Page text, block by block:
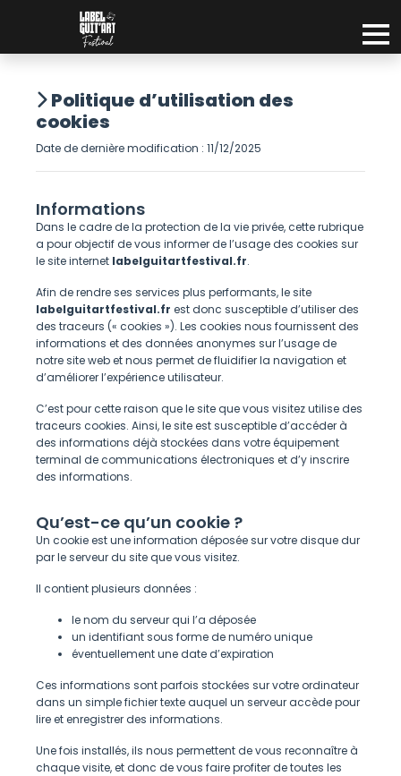
Politique d’utilisation des
cookies
Date de dernière modification : 11/12/2025
Informations
Dans le cadre de la protection de la vie privée, cette rubrique
a pour objectif de vous informer de l’usage des cookies sur
le site internet labelguitartfestival.fr.
Afin de rendre ses services plus performants, le site
labelguitartfestival.fr est donc susceptible d’utiliser des
des traceurs (« cookies »). Les cookies nous fournissent des
informations et des données anonymes sur l’usage de
notre site web et nous permet de fluidifier la navigation et
d’améliorer l’expérience utilisateur.
C’est pour cette raison que le site que vous visitez utilise des
traceurs cookies. Ainsi, le site est susceptible d’accéder à
des informations déjà stockées dans votre équipement
terminal de communications électroniques et d’y inscrire
des informations.
Qu’est-ce qu’un cookie ?
Un cookie est une information déposée sur votre disque dur
par le serveur du site que vous visitez.
Il contient plusieurs données :
le nom du serveur qui l’a déposée
un identifiant sous forme de numéro unique
éventuellement une date d’expiration
Ces informations sont parfois stockées sur votre ordinateur
dans un simple fichier texte auquel un serveur accède pour
lire et enregistrer des informations.
Une fois installés, ils nous permettent de vous reconnaître à
chaque visite, et donc de vous faire profiter de toutes les